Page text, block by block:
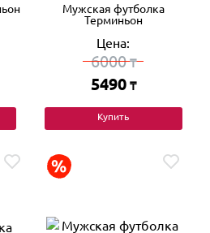
Мужская футболка
Терминьон
Цена:
6000₸
5490 ₸
Купить